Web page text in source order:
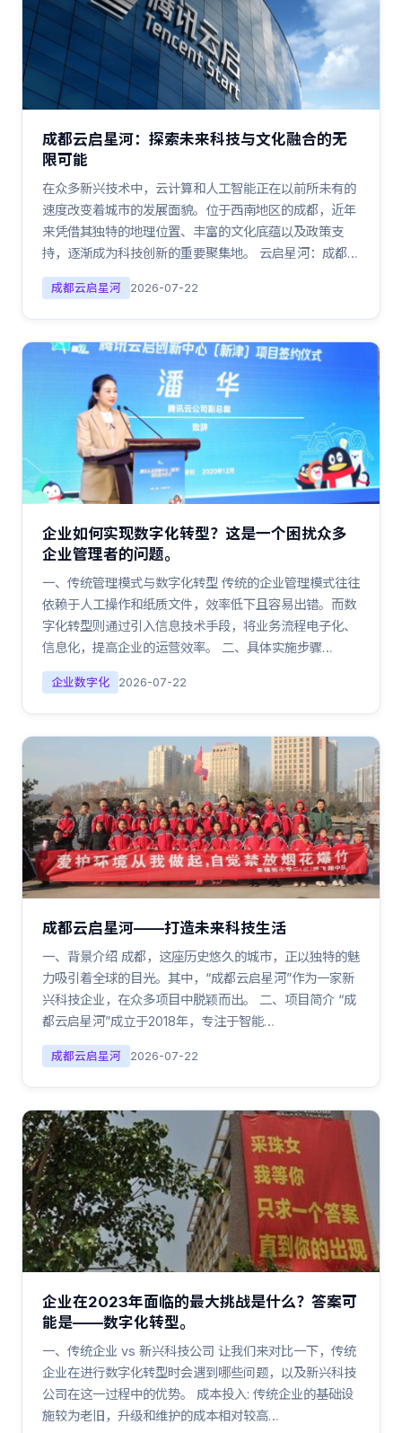
成都云启星河：探索未来科技与文化融合的无
限可能
在众多新兴技术中，云计算和人工智能正在以前所未有的
速度改变着城市的发展面貌。位于西南地区的成都，近年
来凭借其独特的地理位置、丰富的文化底蕴以及政策支
持，逐渐成为科技创新的重要聚集地。 云启星河：成都…
成都云启星河 2026-07-22
企业如何实现数字化转型？这是一个困扰众多
企业管理者的问题。
一、传统管理模式与数字化转型 传统的企业管理模式往往
依赖于人工操作和纸质文件，效率低下且容易出错。而数
字化转型则通过引入信息技术手段，将业务流程电子化、
信息化，提高企业的运营效率。 二、具体实施步骤…
企业数字化 2026-07-22
成都云启星河——打造未来科技生活
一、背景介绍 成都，这座历史悠久的城市，正以独特的魅
力吸引着全球的目光。其中，“成都云启星河”作为一家新
兴科技企业，在众多项目中脱颖而出。 二、项目简介 “成
都云启星河”成立于2018年，专注于智能…
成都云启星河 2026-07-22
企业在2023年面临的最大挑战是什么？答案可
能是——数字化转型。
一、传统企业 vs 新兴科技公司 让我们来对比一下，传统
企业在进行数字化转型时会遇到哪些问题，以及新兴科技
公司在这一过程中的优势。 成本投入: 传统企业的基础设
施较为老旧，升级和维护的成本相对较高…